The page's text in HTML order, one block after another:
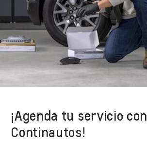
¡Agenda tu servicio con
Continautos!